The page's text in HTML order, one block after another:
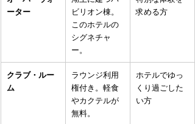
ーター
ビリオン棟。
このホテルの
シグネチャ
ー。
求める方
クラブ・ルー
ム
ラウンジ利用
権付き。軽食
やカクテルが
無料。
ホテルでゆっ
くり過ごした
い方